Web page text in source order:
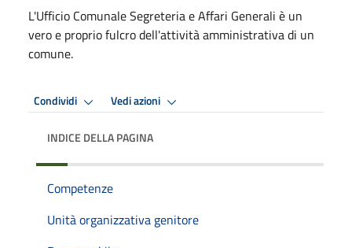
L'Ufficio Comunale Segreteria e Affari Generali è un
vero e proprio fulcro dell'attività amministrativa di un
comune.
Condividi Vedi azioni
INDICE DELLA PAGINA
Competenze
Unità organizzativa genitore